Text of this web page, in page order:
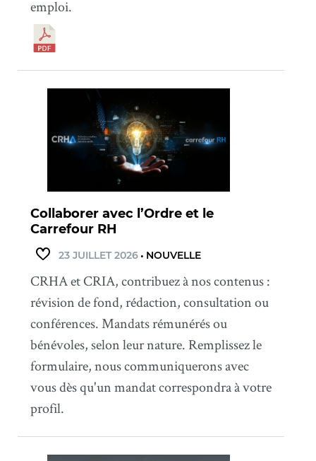
emploi.
Collaborer avec l’Ordre et le
Carrefour RH
23 JUILLET 2026• NOUVELLE
CRHA et CRIA, contribuez à nos contenus :
révision de fond, rédaction, consultation ou
conférences. Mandats rémunérés ou
bénévoles, selon leur nature. Remplissez le
formulaire, nous communiquerons avec
vous dès qu'un mandat correspondra à votre
profil.